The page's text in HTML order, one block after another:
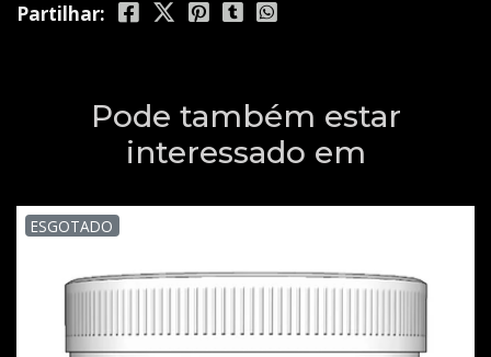
Partilhar:
Pode também estar
interessado em
ESGOTADO